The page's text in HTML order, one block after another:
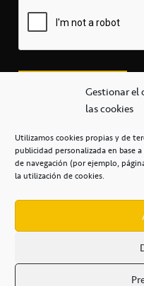
Gestionar el
las cookies
Utilizamos cookies propias y de
publicidad personalizada en base
de navegación (por ejemplo,
la utilización de cookies.+34 922 253 684
Casa del
POLÍTICA DE PRIVACIDAD